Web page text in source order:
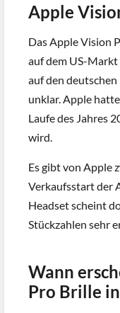
Apple
Das Apple Vision
auf dem US-
auf den
unklar. Apple
Laufe des Jahres
wird.
Es gibt von Apple
Verkaufsstart der
Headset scheint
Stückzahlen sehr
Wann
Pro Brille